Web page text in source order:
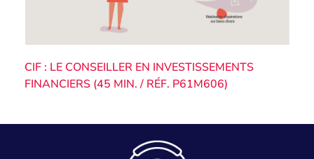
CIF : LE CONSEILLER EN INVESTISSEMENTS
FINANCIERS (45 MIN. / RÉF. P61M606)